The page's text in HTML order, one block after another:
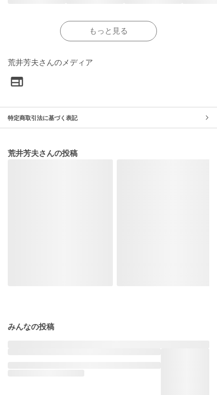
もっと見る
荒井芳夫さんのメディア
特定商取引法に基づく表記
荒井芳夫さんの投稿
みんなの投稿